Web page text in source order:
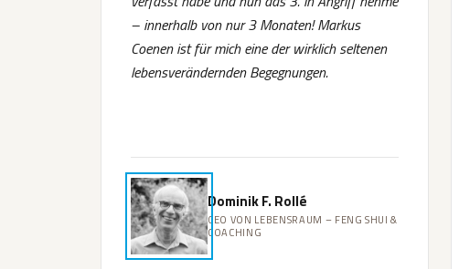
– innerhalb von nur 3 Monaten! Markus
Coenen ist für mich eine der wirklich seltenen
lebensverändernden Begegnungen.
Dominik F. Rollé
CEO VON LEBENSRAUM – FENG SHUI &
COACHING